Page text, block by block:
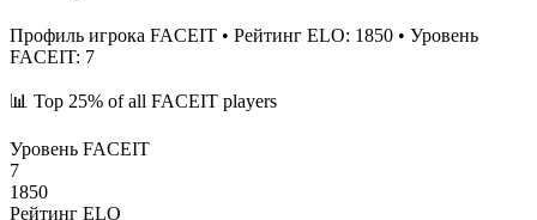
Профиль игрока FACEIT • Рейтинг ELO: 1850 • Уровень
FACEIT: 7
📊 Top 25% of all FACEIT players
Уровень FACEIT
7
1850
Рейтинг ELO